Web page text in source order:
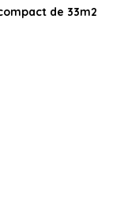
de 33m2